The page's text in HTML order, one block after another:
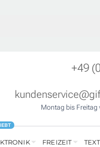
+49
Montag bis Freitag
FREIZEIT